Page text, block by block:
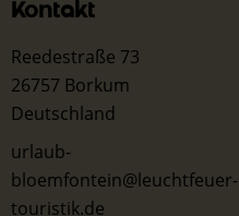
Kontakt
Reedestraße 73
26757 Borkum
Deutschland
urlaub-
bloemfontein@leuchtfeuer-
touristik.de